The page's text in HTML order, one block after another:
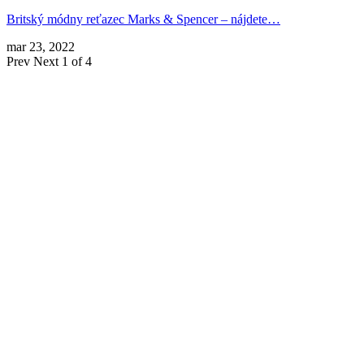
Britský módny reťazec Marks & Spencer – nájdete…
mar 23, 2022
Prev Next 1 of 4